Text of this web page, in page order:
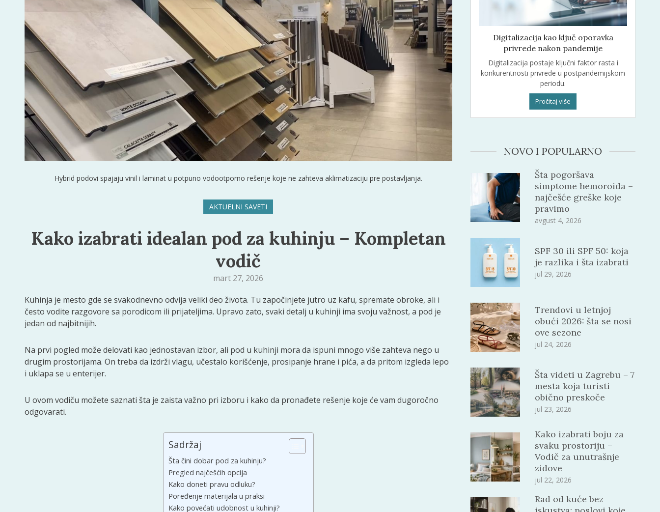
Hybrid podovi spajaju vinil i laminat u potpuno vodootporno rešenje koje ne zahteva aklimatizaciju pre postavljanja.
AKTUELNI SAVETI
Kako izabrati idealan pod za kuhinju – Kompletan
vodič
mart 27, 2026
Kuhinja je mesto gde se svakodnevno odvija veliki deo života. Tu započinjete jutro uz kafu, spremate obroke, ali i
često vodite razgovore sa porodicom ili prijateljima. Upravo zato, svaki detalj u kuhinji ima svoju važnost, a pod je
jedan od najbitnijih.
Na prvi pogled može delovati kao jednostavan izbor, ali pod u kuhinji mora da ispuni mnogo više zahteva nego u
drugim prostorijama. On treba da izdrži vlagu, učestalo korišćenje, prosipanje hrane i pića, a da pritom izgleda lepo
i uklapa se u enterijer.
U ovom vodiču možete saznati šta je zaista važno pri izboru i kako da pronađete rešenje koje će vam dugoročno
odgovarati.
Sadržaj
Šta čini dobar pod za kuhinju?
Pregled najčešćih opcija
Kako doneti pravu odluku?
Poređenje materijala u praksi
Kako povećati udobnost u kuhinji?
Digitalizacija kao ključ oporavka
privrede nakon pandemije
Digitalizacija postaje ključni faktor rasta i
konkurentnosti privrede u postpandemijskom
periodu.
Pročitaj više
NOVO I POPULARNO
Šta pogoršava
simptome hemoroida –
najčešće greške koje
pravimo
avgust 4, 2026
SPF 30 ili SPF 50: koja
je razlika i šta izabrati
jul 29, 2026
Trendovi u letnjoj
obući 2026: šta se nosi
ove sezone
jul 24, 2026
Šta videti u Zagrebu – 7
mesta koja turisti
obično preskoče
jul 23, 2026
Kako izabrati boju za
svaku prostoriju –
Vodič za unutrašnje
zidove
jul 22, 2026
Rad od kuće bez